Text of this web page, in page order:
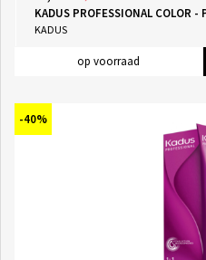
KADUS PROFESSIONAL COLOR
KADUS
op voorraad
-40%